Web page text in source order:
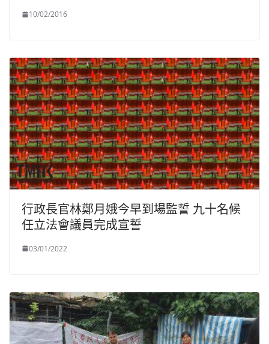
10/02/2016
行政長官林鄭月娥今早到場監誓 九十名候
任立法會議員完成宣誓
03/01/2022